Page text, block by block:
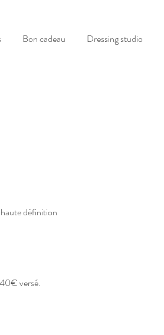
Bon cadeau Dressing studio
définition
versé.